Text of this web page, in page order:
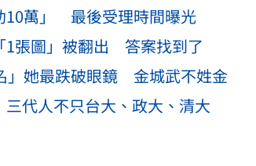
10萬」 最後受理時間曝光
1張圖」被翻出 答案找到了
」她最跌破眼鏡 金城武不姓金
代人不只台大、政大、清大